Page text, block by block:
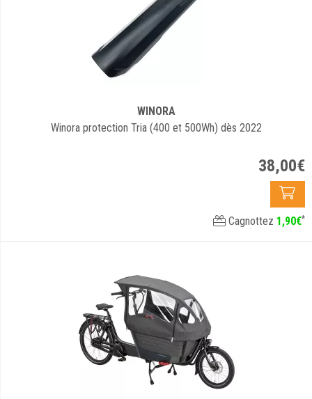
WINORA
Winora protection Tria (400 et 500Wh) dès 2022
38,00€
Cagnottez 1 ,90€*